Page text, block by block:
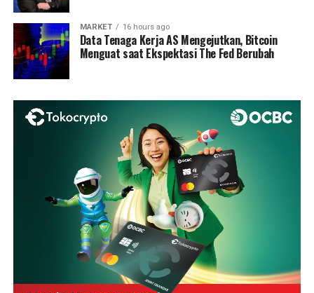
MARKET 16 hours ago
Data Tenaga Kerja AS Mengejutkan, Bitcoin
Menguat saat Ekspektasi The Fed Berubah